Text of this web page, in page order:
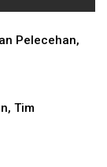
Pelecehan,
Tim